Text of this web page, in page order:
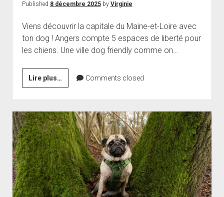
Published 8 décembre 2025by Virginie
Viens découvrir la capitale du Maine-et-Loire avec
ton dog ! Angers compte 5 espaces de liberté pour
les chiens. Une ville dog friendly comme on…
Lire plus…5
espaces
de
liberté
pour
les
chiens
à
Angers
Comments closed